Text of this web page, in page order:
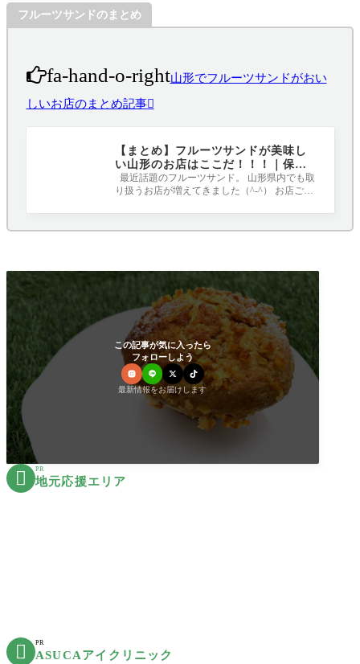
フルーツサンドのまとめ
fa-hand-o-right山形でフルーツサンドがおい
しいお店のまとめ記事
【まとめ】フルーツサンドが美味し
い山形のお店はここだ！！！｜保存
版
最近話題のフルーツサンド。 山形県内でも取
り扱うお店が増えてきました（^-^） お店ごと
この記事が気に入ったら
フォローしよう
最新情報をお届けします
 PR
地元応援エリア
 PR
ASUCAアイクリニック